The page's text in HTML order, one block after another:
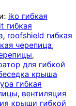
iko гибкая
гибкая
, roofshield гибкая
черепица,
,
для гибкой
крыша
гибкая
, вентиляция
крыши гибкой